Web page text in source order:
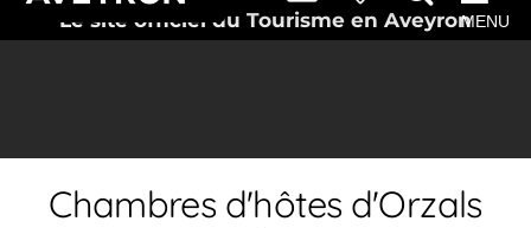
Le site officiel du Tourisme en AveyronMENU
Chambres d'hôtes d'Orzals